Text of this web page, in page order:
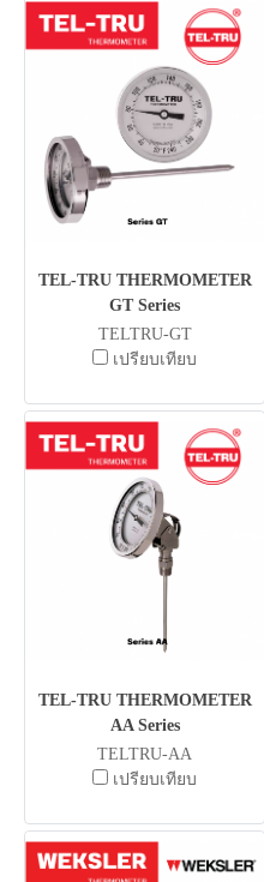
TEL-TRU THERMOMETER
GT Series
TELTRU-GT
เปรียบเทียบ
TEL-TRU THERMOMETER
AA Series
TELTRU-AA
เปรียบเทียบ